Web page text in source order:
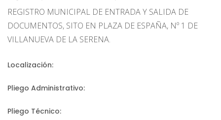
REGISTRO MUNICIPAL DE ENTRADA Y SALIDA DE
DOCUMENTOS, SITO EN PLAZA DE ESPAÑA, Nº 1 DE
VILLANUEVA DE LA SERENA.
Localización:
Pliego Administrativo:
Pliego Técnico: